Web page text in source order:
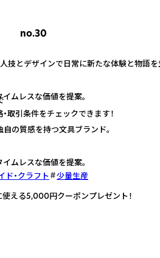
no.30
技とデザインで日常に新たな体験と物語
ムレスな価値を提案。
の質感を持つ文具ブランド。
ムレスな価値を提案。
ド・クラフト 少量生産
取引条件をチェックできます！
使える5,000円クーポンプレゼント！